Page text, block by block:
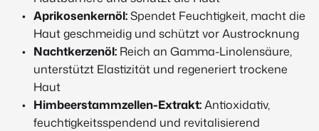
Aprikosenkernöl:Spendet Feuchtigkeit, macht die
Haut geschmeidig und schützt vor Austrocknung
Nachtkerzenöl: Reich an Gamma-Linolensäure,
unterstützt Elastizität und regeneriert trockene
Haut
Himbeerstammzellen-Extrakt:Antioxidativ,
feuchtigkeitsspendend und revitalisierend